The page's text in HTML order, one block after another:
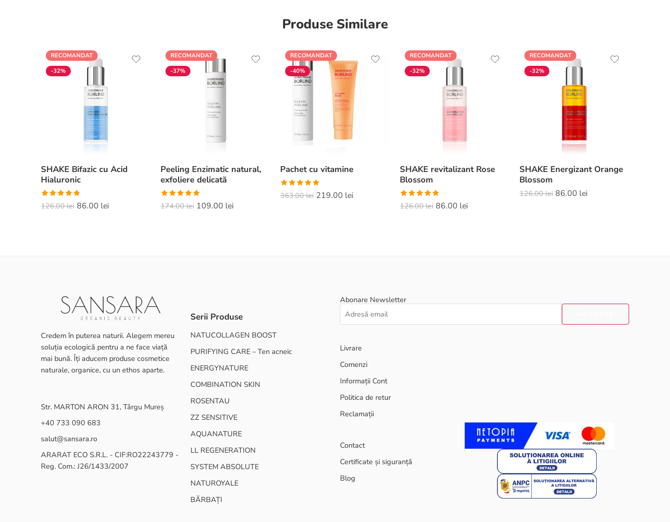
Produse Similare
RECOMANDAT
-32%
SHAKE Bifazic cu Acid
Hialuronic
Evaluat la
4.82din 5
126.00lei 86.00 lei
RECOMANDAT
-37%
Peeling Enzimatic natural,
exfoliere delicată
Evaluat la
5.00din 5
174.00lei 109.00 lei
RECOMANDAT
-40%
Pachet cu vitamine
Evaluat la
5.00din 5
363.00lei 219.00 lei
RECOMANDAT
-32%
SHAKE revitalizant Rose
Blossom
Evaluat la
5.00din 5
126.00lei 86.00 lei
RECOMANDAT
-32%
SHAKE Energizant Orange
Blossom
126.00lei 86.00 lei
Credem în puterea naturii. Alegem mereu
soluția ecologică pentru a ne face viață
mai bună. Îți aducem produse cosmetice
naturale, organice, cu un ethos aparte.
Str. MARTON ARON 31, Târgu Mureș
+40 733 090 683
salut@sansara.ro
ARARAT ECO S.R.L. - CIF:RO22243779 -
Reg. Com.: J26/1433/2007
Serii Produse
NATUCOLLAGEN BOOST
PURIFYING CARE – Ten acneic
ENERGYNATURE
COMBINATION SKIN
ROSENTAU
ZZ SENSITIVE
AQUANATURE
LL REGENERATION
SYSTEM ABSOLUTE
NATUROYALE
BĂRBAȚI
Abonare Newsletter
Livrare
Comenzi
Informații Cont
Politica de retur
Reclamații
Contact
Certificate și siguranță
Blog